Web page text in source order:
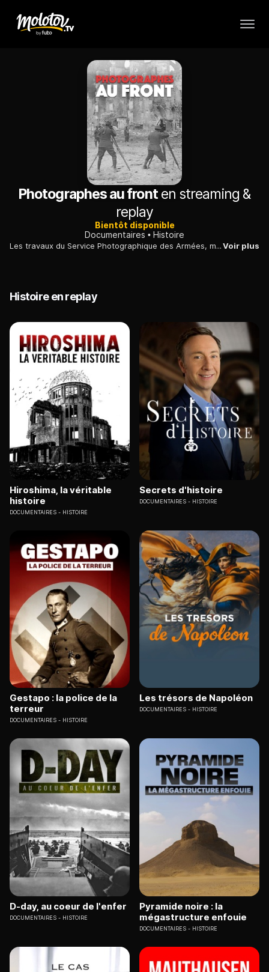
Photographes au fronten streaming &
replay
Bientôt disponible
Documentaires
Histoire
Les travaux du Service Photographique des Armées, mis en place en 1915, commentés par des photographes de guerre et des historiens, images à l'appui.Voir plus
Histoire en replay
Hiroshima, la véritable
histoire
DOCUMENTAIRES HISTOIRE
Secrets d'histoire
DOCUMENTAIRES HISTOIRE
Gestapo : la police de la
terreur
DOCUMENTAIRES HISTOIRE
Les trésors de Napoléon
DOCUMENTAIRES HISTOIRE
D-day, au coeur de l'enfer
DOCUMENTAIRES HISTOIRE
Pyramide noire : la
mégastructure enfouie
DOCUMENTAIRES HISTOIRE